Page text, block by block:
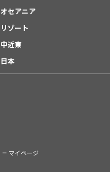
オセアニア
リゾート
中近東
日本
マイページ